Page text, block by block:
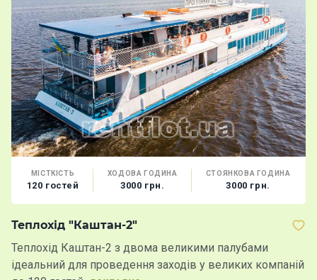
МІСТКІСТЬ
120 гостей
ХОДОВА ГОДИНА
3000 грн.
СТОЯНКОВА ГОДИНА
3000 грн.
Теплохід "Каштан-2"
Теплохід Каштан-2 з двома великими палубами
ідеальний для проведення заходів у великих компаній